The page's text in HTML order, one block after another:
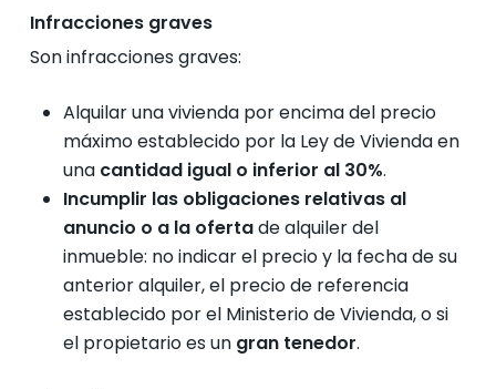
Infracciones graves
Son infracciones graves:
Alquilar una vivienda por encima del precio
máximo establecido por la Ley de Vivienda en
una cantidad igual o inferior al 30%.
Incumplir las obligaciones relativas al
anuncio o a la ofertade alquiler del
inmueble: no indicar el precio y la fecha de su
anterior alquiler, el precio de referencia
establecido por el Ministerio de Vivienda, o si
el propietario es un gran tenedor.